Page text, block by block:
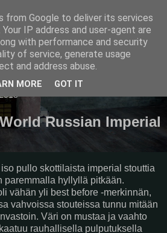
Russian Imperial
pullo skottilaista imperial stouttia
paremmalla hyllyllä pitkään.
vähän yli best before -merkinnän,
vahvoissa stouteissa tunnu mitään
Väri on mustaa ja vaahto
rauhallisella pulputuksella
from Google to deliver its services
IP address and user-agent are
with performance and security
of service, generate usage
and address abuse.
MORE GOT IT